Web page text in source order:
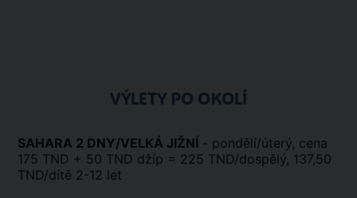
VÝLETY PO OKOLÍ
SAHARA 2 DNY/VELKÁ JIŽNÍ - pondělí/úterý, cena
175 TND + 50 TND džíp = 225 TND/dospělý, 137,50
TND/dítě 2-12 let